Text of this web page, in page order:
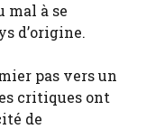
mal à se
d’origine.
pas vers un
critiques ont
de